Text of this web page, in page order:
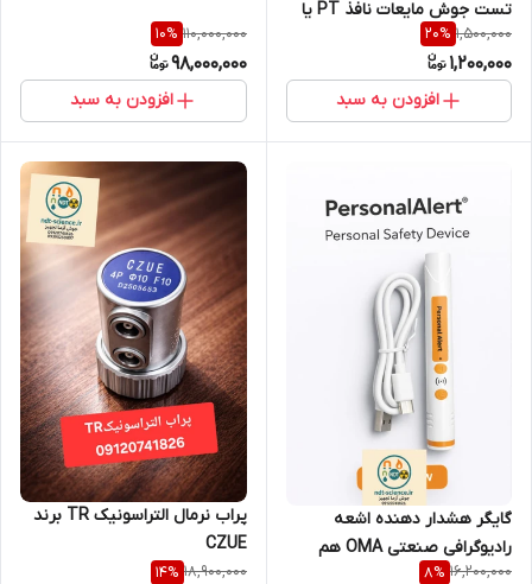
تست جوش مایعات نافذ PT یا
اسکن سه بعدی ساخت کمپانی
1,500,000
20%
1,200,000
افزودن به سبد
روی رنگ ( نمایندگی اصلی جوش
آزما تجهیز 09120741826)
110,000,000
10%
98,000,000
افزودن به سبد
گایگر هشدار دهنده اشعه
رادیوگرافی صنعتی OMA هم
16,200,000
8%
پراب نرمال التراسونیک TR برند
CZUE
18,900,000
14%